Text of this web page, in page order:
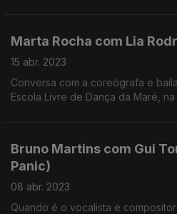
Marta Rocha com Lia
15 abr. 2023
Conversa com a coreógrafa e
Escola Livre de Dança da Maré, na Favela da Maré, no Rio de
Bruno Martins com Gui
Panic)
08 abr. 2023
Quando é o vocalista e